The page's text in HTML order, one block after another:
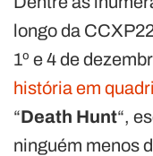
longo da
1º e 4 de
história em
“Death Hunt“,
ninguém menos